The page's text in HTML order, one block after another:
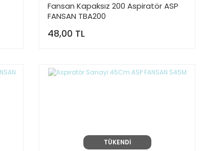
Fansan Kapaksız 200 Aspiratör ASP
FANSAN TBA200
48,00 TL
TÜKENDİ